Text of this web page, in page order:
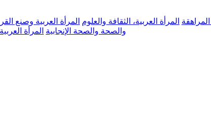
المراهقة المرأة العربية، الثقافة والعلوم المرأة العربية وصنع
والصحة والصحة الإنجابية المرأة